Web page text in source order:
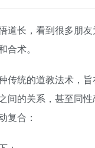
道长，看到很多朋
合术。
传统的道教法术，
间的关系，甚至同
复合：